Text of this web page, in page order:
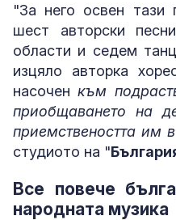
"За него освен тази
шест авторски
области и седем
изцяло авторка
насоченкъм
приобщаването на
приемствеността им
студиото на "
Все повече
народната музика